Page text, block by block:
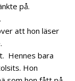
på.
att hon läser
Hennes bara
Hon